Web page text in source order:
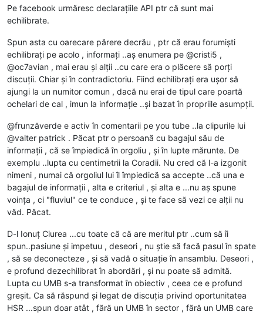
Pe facebook urmăresc declarațiile API ptr că sunt mai
echilibrate.
Spun asta cu oarecare părere decrău , ptr că erau forumiști
echilibrați pe acolo , informați ..aș enumera pe @cristi5 ,
@oc7avian , mai erau și alții ..cu care era o plăcere să porți
discuții. Chiar și în contradictoriu. Fiind echilibrați era ușor să
ajungi la un numitor comun , dacă nu erai de tipul care poartă
ochelari de cal , imun la informație ..și bazat în propriile asumpții.
@frunzăverde e activ în comentarii pe you tube ..la clipurile lui
@valter patrick . Păcat ptr o persoană cu bagajul său de
informații , că se împiedică în orgoliu , și în lupte mărunte. De
exemplu ..lupta cu centimetrii la Coradii. Nu cred că l-a izgonit
nimeni , numai că orgoliul lui îl împiedică sa accepte ..că una e
bagajul de informații , alta e criteriul , și alta e ...nu aș spune
voința , ci "fluviul" ce te conduce , și te face să vezi ce alții nu
văd. Păcat.
D-l Ionuț Ciurea ...cu toate că că are meritul ptr ..cum să îi
spun..pasiune și impetuu , deseori , nu știe să facă pasul în spate
, să se deconecteze , și să vadă o situație în ansamblu. Deseori ,
e profund dezechilibrat în abordări , și nu poate să admită.
Lupta cu UMB s-a transformat în obiectiv , ceea ce e profund
greșit. Ca să răspund și legat de discuția privind oportunitatea
HSR ...spun doar atât , fără un UMB în sector , fără un UMB care